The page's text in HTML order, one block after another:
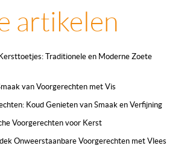
artikelen
Traditionele en Moderne Zoete
van Voorgerechten met Vis
Koud Genieten van Smaak en Verfijning
Voorgerechten voor Kerst
Onweerstaanbare Voorgerechten met Vlees